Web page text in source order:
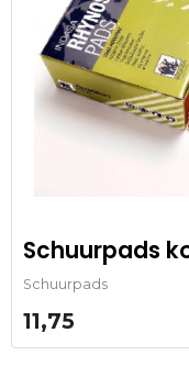
Schuurpads
Schuurpads
11,75